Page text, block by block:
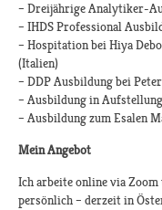
– Dreijährige Analytiker-
– IHDS Professional
– Hospitation bei Hiya
– DDP Ausbildung bei
– Ausbildung in
– Ausbildung zum Esalen
Mein Angebot
Ich arbeite online via Zoom
persönlich – derzeit in